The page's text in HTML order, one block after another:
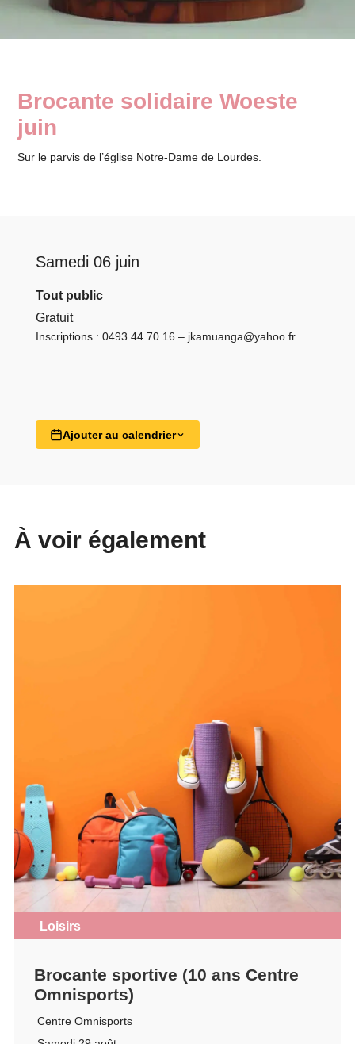
Brocante solidaire Woeste
juin
Sur le parvis de l’église Notre-Dame de Lourdes.
Samedi 06 juin
Tout public
Gratuit
Inscriptions : 0493.44.70.16 – jkamuanga@yahoo.fr
Ajouter au calendrier
À voir également
Loisirs
Brocante sportive (10 ans Centre
Omnisports)
Centre Omnisports